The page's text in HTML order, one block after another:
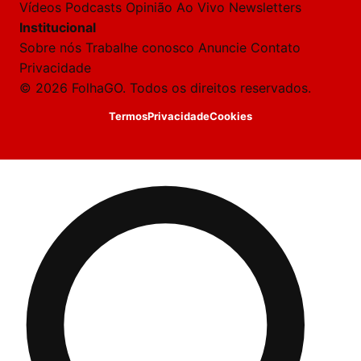
Laura
Oi!
👋
Boa
jornalista
Caio
Shimizu
acabou
de
cobrir
essa
Vídeos Podcasts Opinião Ao Vivo Newsletters
Institucional
Sobre nós Trabalhe conosco Anuncie Contato
Privacidade
© 2026 FolhaGO. Todos os direitos reservados.
TermosPrivacidadeCookies